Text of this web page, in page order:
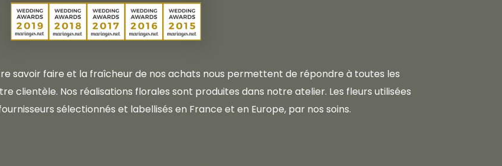
savoir faire et la fraîcheur de nos achats nous permettent de répondre à toutes les
clientèle. Nos réalisations florales sont produites dans notre atelier. Les fleurs utilisées
sélectionnés et labellisés en France et en Europe, par nos soins.